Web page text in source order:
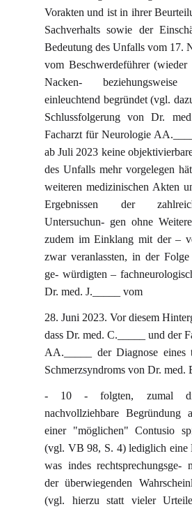
Vorakten und ist in ihrer
Sachverhalts sowie der
Bedeutung des Unfalls vom 17.
vom Beschwerdeführer
Nacken- beziehungsweise
einleuchtend begründet (vgl.
Schlussfolgerung von Dr.
Facharzt für Neurologie
ab Juli 2023 keine
des Unfalls mehr vorgelegen
weiteren medizinischen Akten
Ergebnissen der
Untersuchun- gen ohne
zudem im Einklang mit der –
zwar veranlassten, in der
ge- würdigten –
Dr. med. J._____ vom
28. Juni 2023. Vor diesem
dass Dr. med. C._____ und der
AA._____ der Diagnose eines
Schmerzsyndroms von Dr. med.
- 10 - folgten, zumal
nachvollziehbare Begründung
einer "möglichen" Contusio
(vgl. VB 98, S. 4) lediglich eine
was indes rechtsprechungsge-
der überwiegenden
(vgl. hierzu statt vieler